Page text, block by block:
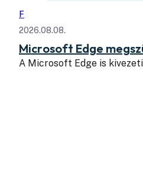
F
2026.08.08.
Microsoft Edge
A Microsoft Edge is